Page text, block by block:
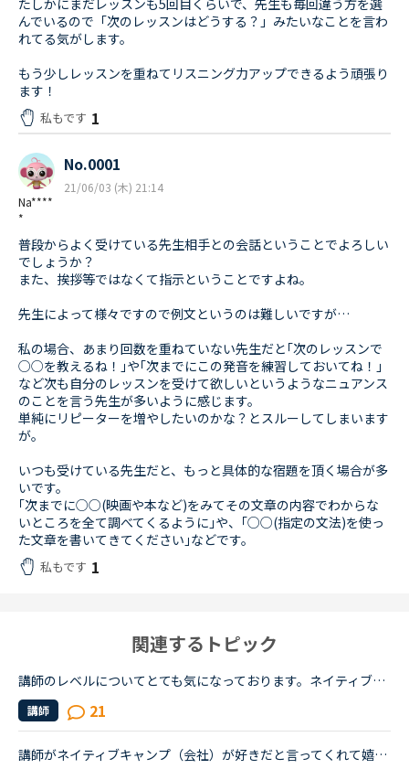
たしかにまだレッスンも5回目くらいで、先生も毎回違う方を選
んでいるので「次のレッスンはどうする？」みたいなことを言わ
れてる気がします。
もう少しレッスンを重ねてリスニング力アップできるよう頑張り
ます！
私もです 1
Na****
*
No.0001
21/06/03 (木) 21:14
普段からよく受けている先生相手との会話ということでよろしい
でしょうか？
また、挨拶等ではなくて指示ということですよね。
先生によって様々ですので例文というのは難しいですが…
私の場合、あまり回数を重ねていない先生だと｢次のレッスンで
○○を教えるね！｣や｢次までにこの発音を練習しておいてね！｣
など次も自分のレッスンを受けて欲しいというようなニュアンス
のことを言う先生が多いように感じます。
単純にリピーターを増やしたいのかな？とスルーしてしまいます
が。
いつも受けている先生だと、もっと具体的な宿題を頂く場合が多
いです。
｢次までに○○(映画や本など)をみてその文章の内容でわからな
いところを全て調べてくるように｣や、｢○○(指定の文法)を使っ
た文章を書いてきてください｣などです。
私もです 1
関連するトピック
講師のレベルについてとても気になっております。ネイティブキャンプをはじめて3年です。文法と発音の基礎から始めてきたおかげで、段々と言いたいことを表現でき、先生の話していることもほぼ理解できるようにな...
講師 21
講師がネイティブキャンプ（会社）が好きだと言ってくれて嬉しかったです。ネイティブキャンプに入会してから５ケ月の間お世話になっている大好きな講師が言うにはネイティブキャンプはこれまで働いたESL（第二言...